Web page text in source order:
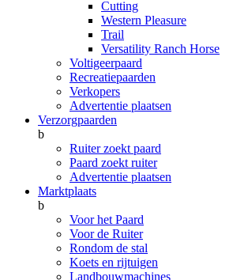
Cutting
Western Pleasure
Trail
Versatility Ranch Horse
Voltigeerpaard
Recreatiepaarden
Verkopers
Advertentie plaatsen
Verzorgpaarden
b
Ruiter zoekt paard
Paard zoekt ruiter
Advertentie plaatsen
Marktplaats
b
Voor het Paard
Voor de Ruiter
Rondom de stal
Koets en rijtuigen
Landbouwmachines